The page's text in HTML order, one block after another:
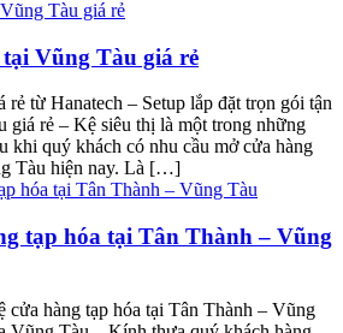
Vũng Tàu giá rẻ
từ Hanatech – Setup lắp đặt trọn gói tận
giá rẻ – Kệ siêu thị là một trong những
khi quý khách có nhu cầu mở cửa hàng
Tàu hiện nay. Là […]
tạp hóa tại Tân Thành – Vũng
cửa hàng tạp hóa tại Tân Thành – Vũng